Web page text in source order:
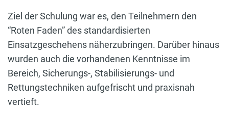
Ziel der Schulung war es, den Teilnehmern den
“Roten Faden” des standardisierten
Einsatzgeschehens näherzubringen. Darüber hinaus
wurden auch die vorhandenen Kenntnisse im
Bereich, Sicherungs-, Stabilisierungs- und
Rettungstechniken aufgefrischt und praxisnah
vertieft.